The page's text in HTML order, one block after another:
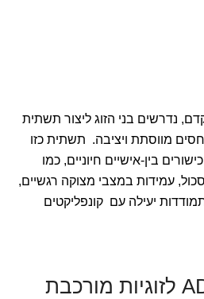
נדרשים בני הזוג ליצור תשתית
מווסתת ויציבה. תשתית כזו
בין-אישיים חיוניים, כמו
עמידות במצבי מצוקה רגשיים,
יעילה עם קונפליקטים